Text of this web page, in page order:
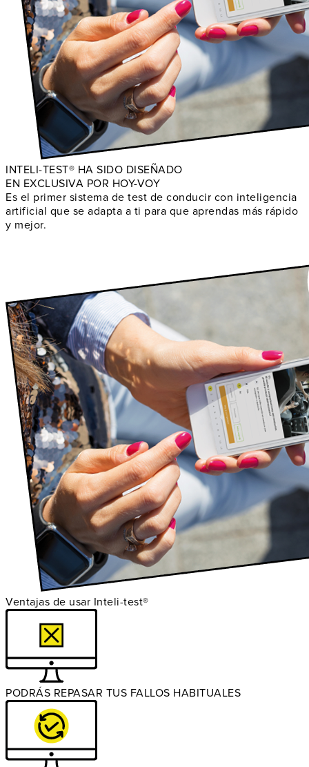
INTELI-TEST® HA SIDO DISEÑADO
EN EXCLUSIVA POR HOY-VOY
Es el primer sistema de test de conducir con inteligencia
artificial que se adapta a ti para que aprendas más rápido
y mejor.
Ventajas de usar Inteli-test®
PODRÁS REPASAR TUS FALLOS HABITUALES